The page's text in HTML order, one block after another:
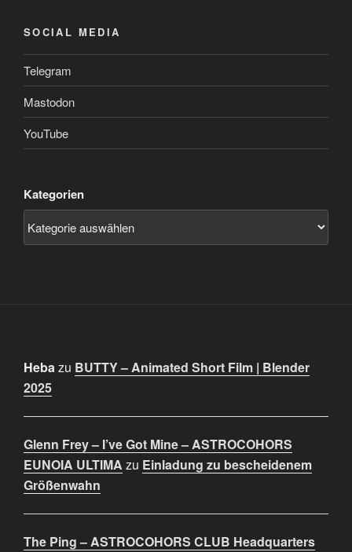
SOCIAL MEDIA
Telegram
Mastodon
YouTube
Kategorien
Hebazu BUTTY – Animated Short Film | Blender
2025
Glenn Frey – I’ve Got Mine – ASTROCOHORS
EUNOIA ULTIMA zu Einladung zu bescheidenem
Größenwahn
The Ping – ASTROCOHORS CLUB Headquarters